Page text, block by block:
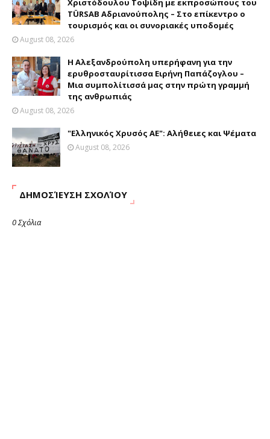
Χριστόδουλου Τοψίδη με εκπροσώπους του
TÜRSAB Αδριανούπολης – Στο επίκεντρο ο
τουρισμός και οι συνοριακές υποδομές
August 08, 2026
Η Αλεξανδρούπολη υπερήφανη για την
ερυθροσταυρίτισσα Ειρήνη Παπάζογλου –
Μια συμπολίτισσά μας στην πρώτη γραμμή
της ανθρωπιάς
August 08, 2026
"Ελληνικός Χρυσός ΑΕ": Αλήθειες και Ψέματα
August 08, 2026
ΔΗΜΟΣΊΕΥΣΗ ΣΧΟΛΊΟΥ
0 Σχόλια